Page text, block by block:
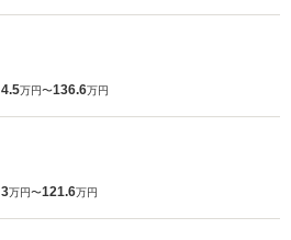
4.5万円〜136.6万円
3万円〜121.6万円